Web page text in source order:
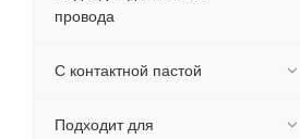
провода
С контактной пастой
Подходит для